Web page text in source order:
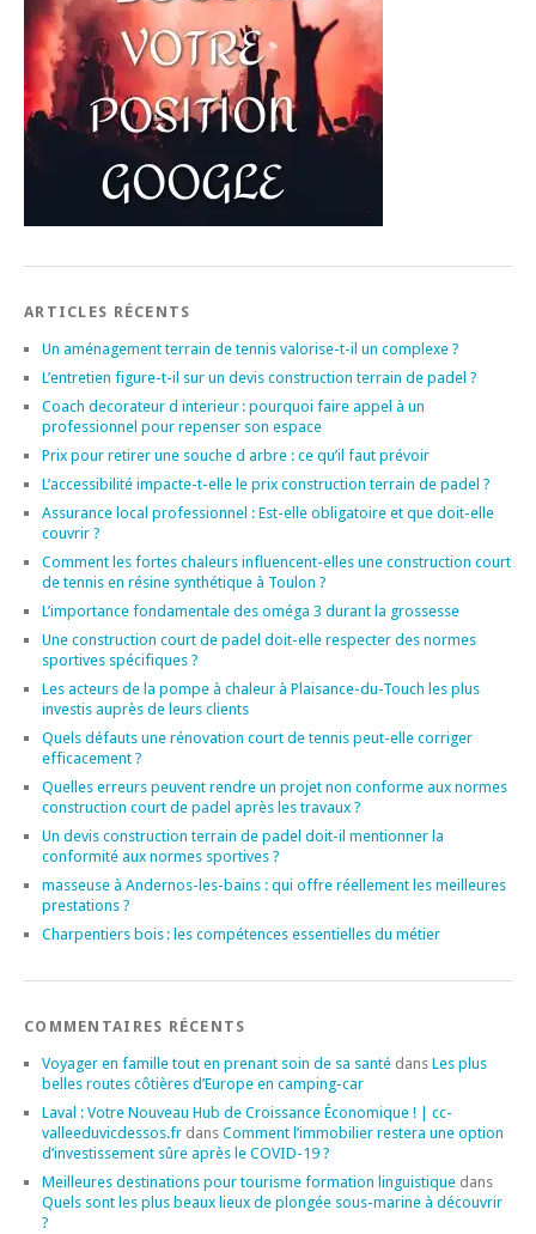
ARTICLES RÉCENTS
Un aménagement terrain de tennis valorise-t-il un complexe ?
L’entretien figure-t-il sur un devis construction terrain de padel ?
Coach decorateur d interieur : pourquoi faire appel à un
professionnel pour repenser son espace
Prix pour retirer une souche d arbre : ce qu’il faut prévoir
L’accessibilité impacte-t-elle le prix construction terrain de padel ?
Assurance local professionnel : Est-elle obligatoire et que doit-elle
couvrir ?
Comment les fortes chaleurs influencent-elles une construction court
de tennis en résine synthétique à Toulon ?
L’importance fondamentale des oméga 3 durant la grossesse
Une construction court de padel doit-elle respecter des normes
sportives spécifiques ?
Les acteurs de la pompe à chaleur à Plaisance-du-Touch les plus
investis auprès de leurs clients
Quels défauts une rénovation court de tennis peut-elle corriger
efficacement ?
Quelles erreurs peuvent rendre un projet non conforme aux normes
construction court de padel après les travaux ?
Un devis construction terrain de padel doit-il mentionner la
conformité aux normes sportives ?
masseuse à Andernos-les-bains : qui offre réellement les meilleures
prestations ?
Charpentiers bois : les compétences essentielles du métier
COMMENTAIRES RÉCENTS
Voyager en famille tout en prenant soin de sa santé dans Les plus
belles routes côtières d’Europe en camping-car
Laval : Votre Nouveau Hub de Croissance Économique ! | cc-
valleeduvicdessos.fr dans Comment l’immobilier restera une option
d’investissement sûre après le COVID-19 ?
Meilleures destinations pour tourisme formation linguistique dans
Quels sont les plus beaux lieux de plongée sous-marine à découvrir
?